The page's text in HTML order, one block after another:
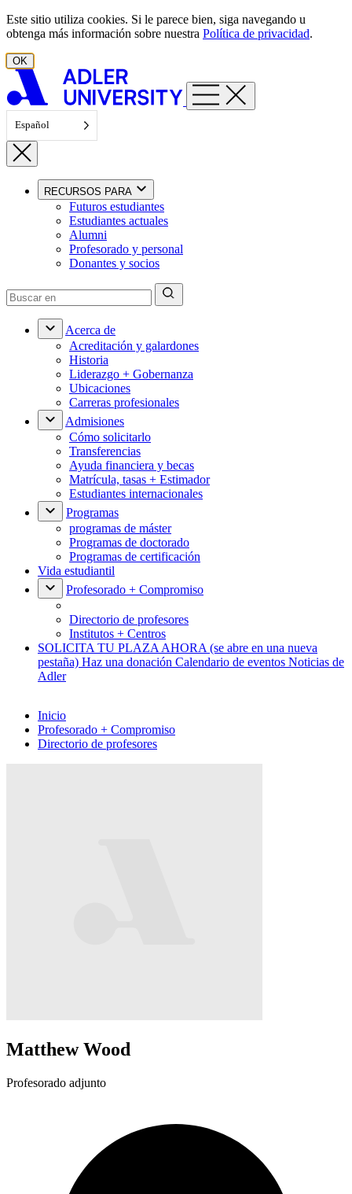
Ir al contenido
Este sitio utiliza cookies. Si le parece bien, siga navegando u
obtenga más información sobre nuestra Política de privacidad.
OK
Español
RECURSOS PARA
Futuros estudiantes
Estudiantes actuales
Alumni
Profesorado y personal
Donantes y socios
Acerca de
Acreditación y galardones
Historia
Liderazgo + Gobernanza
Ubicaciones
Carreras profesionales
Admisiones
Cómo solicitarlo
Transferencias
Ayuda financiera y becas
Matrícula, tasas + Estimador
Estudiantes internacionales
Programas
programas de máster
Programas de doctorado
Programas de certificación
Vida estudiantil
Profesorado + Compromiso
Directorio de profesores
Institutos + Centros
SOLICITA TU PLAZA AHORA (se abre en una nueva
pestaña) Haz una donación Calendario de eventos Noticias de
Adler
Inicio
Profesorado + Compromiso
Directorio de profesores
Matthew Wood
Profesorado adjunto